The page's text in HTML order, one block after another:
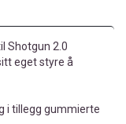
Shotgun 2.0
eget styre å
i tillegg gummierte